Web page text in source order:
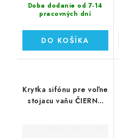
Doba dodanie od 7-14
pracovných dní
DO KOŠÍKA
Krytka sifónu pre voľne
stojacu vaňu ČIERNA